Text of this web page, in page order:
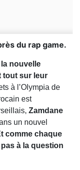
du rap game.
nouvelle
tout sur leur
à l’Olympia de
est
Zamdane
un nouvel
comme chaque
à la question